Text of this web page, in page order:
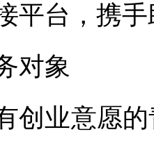
平台，携
对象
创业意愿